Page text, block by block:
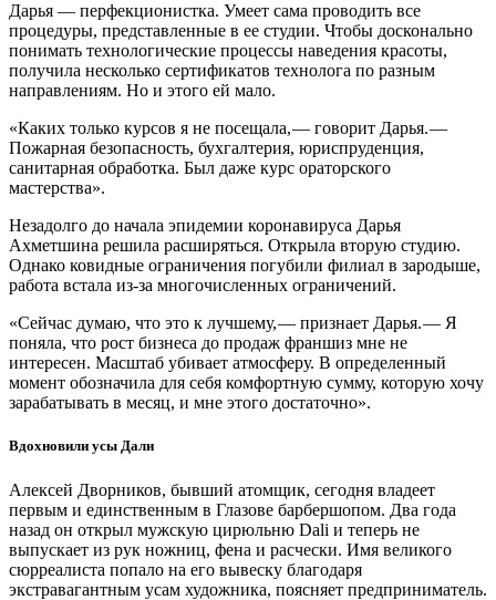
Дарья — ​перфекционистка. Умеет сама проводить все
процедуры, представленные в ее студии. Чтобы досконально
понимать технологические процессы наведения красоты,
получила несколько сертификатов технолога по разным
направлениям. Но и этого ей мало.
«Каких только курсов я не посещала, — ​говорит Дарья. — ​
Пожарная безопасность, бухгалтерия, юриспруденция,
санитарная обработка. Был даже курс ораторского
мастерства».
Незадолго до начала эпидемии коронавируса Дарья
Ахметшина решила расширяться. Открыла вторую студию.
Однако ковидные ограничения погубили филиал в зародыше,
работа встала из-за многочисленных ограничений.
«Сейчас думаю, что это к лучшему, — ​признает Дарья. — ​Я
поняла, что рост бизнеса до продаж франшиз мне не
интересен. Масштаб убивает атмосферу. В определенный
момент обозначила для себя комфортную сумму, которую хочу
зарабатывать в месяц, и мне этого достаточно».
Вдохновили усы Дали
Алексей Дворников, бывший атомщик, сегодня владеет
первым и единственным в Глазове барбершопом. Два года
назад он открыл мужскую цирюльню Dali и теперь не
выпускает из рук ножниц, фена и расчески. Имя великого
сюрреалиста попало на его вывеску благодаря
экстравагантным усам художника, поясняет предприниматель.